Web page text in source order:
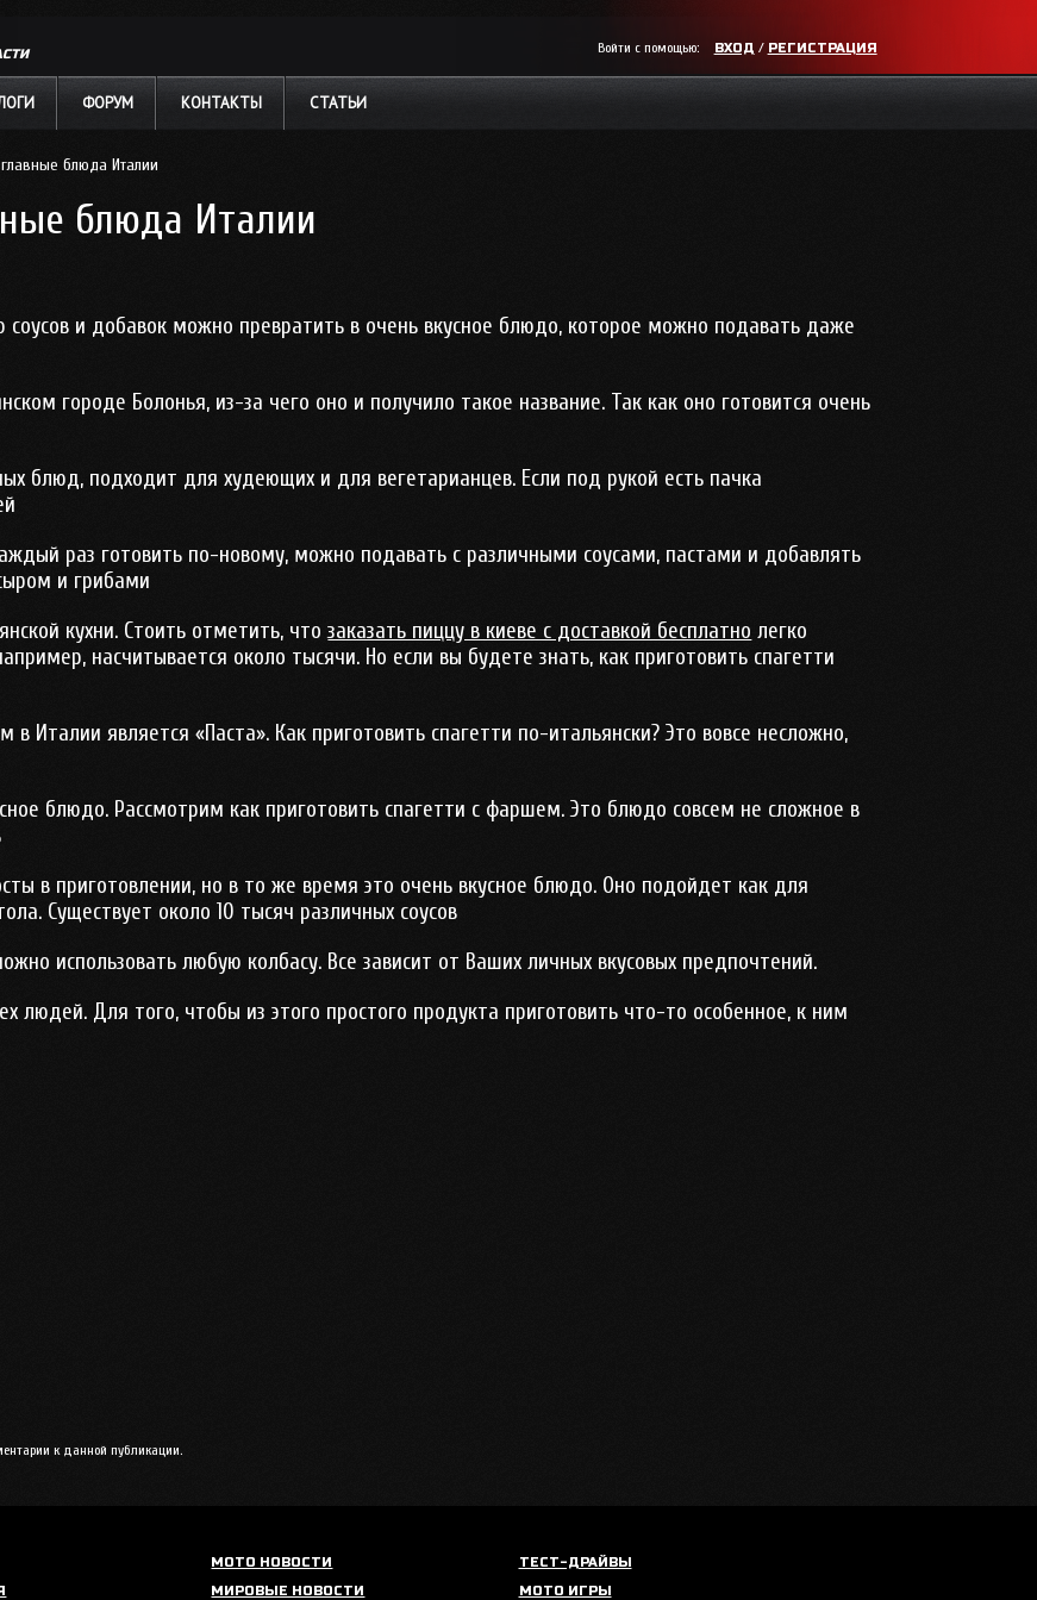
Войти с помощью: ВХОД / РЕГИСТРАЦИЯ
ФОРУМ КОНТАКТЫ СТАТЬИ
блюда Италии
блюда Италии
и добавок можно превратить в очень вкусное блюдо, которое можно подавать даже
городе Болонья, из-за чего оно и получило такое название. Так как оно готовится очень
блюд, подходит для худеющих и для вегетарианцев. Если под рукой есть пачка
раз готовить по-новому, можно подавать с различными соусами, пастами и добавлять
и грибами
кухни. Стоить отметить, чтозаказать пиццу в киеве с доставкой бесплатно легко
насчитывается около тысячи. Но если вы будете знать, как приготовить спагетти
Италии является «Паста». Как приготовить спагетти по-итальянски? Это вовсе несложно,
блюдо. Рассмотрим как приготовить спагетти с фаршем. Это блюдо совсем не сложное в
в приготовлении, но в то же время это очень вкусное блюдо. Оно подойдет как для
Существует около 10 тысяч различных соусов
использовать любую колбасу. Все зависит от Ваших личных вкусовых предпочтений.
людей. Для того, чтобы из этого простого продукта приготовить что-то особенное, к ним
к данной публикации.
МОТО НОВОСТИ
МИРОВЫЕ НОВОСТИ
ТЕСТ-ДРАЙВЫ
МОТО ИГРЫ